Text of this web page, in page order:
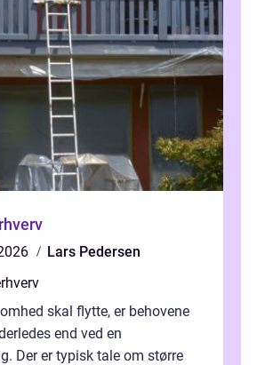
Lars Pedersen
skal flytte, er behovene
end ved en
Der er typisk tale om større